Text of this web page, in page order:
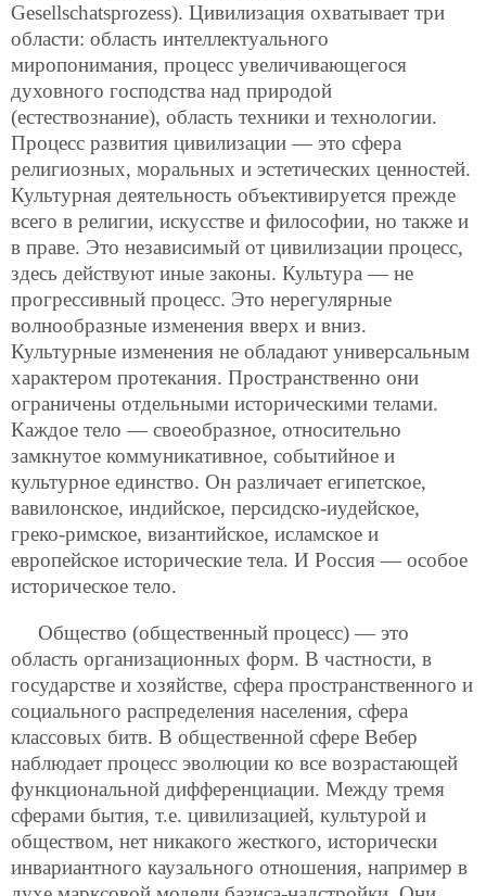
Gesellschatsprozess). Цивилизация охватывает три
области: область интеллектуального
миропонимания, процесс увеличивающегося
духовного господства над природой
(естествознание), область техники и технологии.
Процесс развития цивилизации — это сфера
религиозных, моральных и эстетических ценностей.
Культурная деятельность объективируется прежде
всего в религии, искусстве и философии, но также и
в праве. Это независимый от цивилизации процесс,
здесь действуют иные законы. Культура — не
прогрессивный процесс. Это нерегулярные
волнообразные изменения вверх и вниз.
Культурные изменения не обладают универсальным
характером протекания. Пространственно они
ограничены отдельными историческими телами.
Каждое тело — своеобразное, относительно
замкнутое коммуникативное, событийное и
культурное единство. Он различает египетское,
вавилонское, индийское, персидско-иудейское,
греко-римское, византийское, исламское и
европейское исторические тела. И Россия — особое
историческое тело.
Общество (общественный процесс) — это
область организационных форм. В частности, в
государстве и хозяйстве, сфера пространственного и
социального распределения населения, сфера
классовых битв. В общественной сфере Вебер
наблюдает процесс эволюции ко все возрастающей
функциональной дифференциации. Между тремя
сферами бытия, т.е. цивилизацией, культурой и
обществом, нет никакого жесткого, исторически
инвариантного каузального отношения, например в